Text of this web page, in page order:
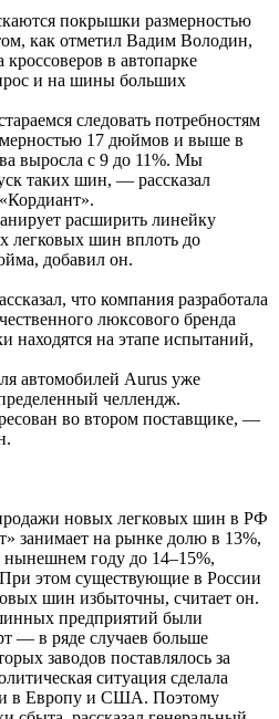
покрышки размерностью
как отметил Вадим Володин,
в автопарке
и на шины больших
следовать потребностям
17 дюймов и выше в
выросла с 9 до 11%. Мы
таких шин, — рассказал
расширить линейку
легковых шин вплоть до
добавил он.
что компания разработала
люксового бренда
находятся на этапе испытаний,
автомобилей Aurus уже
челлендж.
во втором поставщике, —
новых легковых шин в РФ
занимает на рынке долю в 13%,
нынешнем году до 14–15%,
этом существующие в России
шин избыточны, считает он.
предприятий были
— в ряде случаев больше
заводов поставлялось за
ситуация сделала
в Европу и США. Поэтому